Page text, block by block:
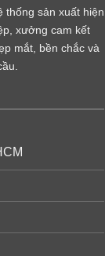
thống sản xuất hiện
xưởng cam kết
mắt, bền chắc và